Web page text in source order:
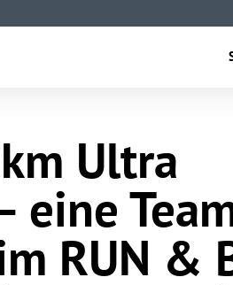
Ultra
eine
RUN &